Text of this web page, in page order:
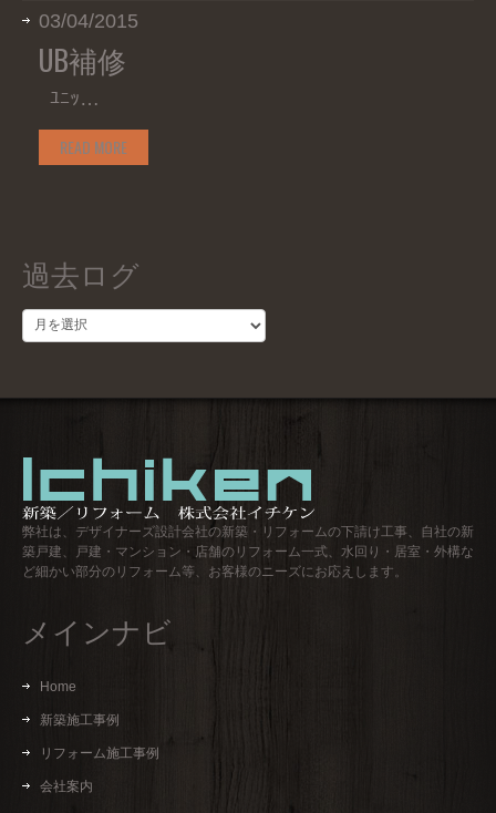
03/04/2015
UB補修
ﾕﾆｯ…
READ MORE
過去ログ
去
弊社は、デザイナーズ設計会社の新築・リフォームの下請け工事、自社の新
築戸建、戸建・マンション・店舗のリフォーム一式、水回り・居室・外構な
ど細かい部分のリフォーム等、お客様のニーズにお応えします。
メインナビ
Home
新築施工事例
リフォーム施工事例
会社案内